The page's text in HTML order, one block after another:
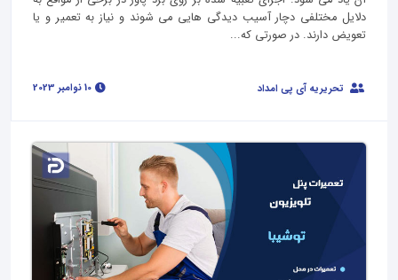
دلایل مختلفی دچار آسیب دیدگی هایی می شوند و نیاز به تعمیر و یا
تعویض دارند. در صورتی که...
تحریریه آی پی امداد